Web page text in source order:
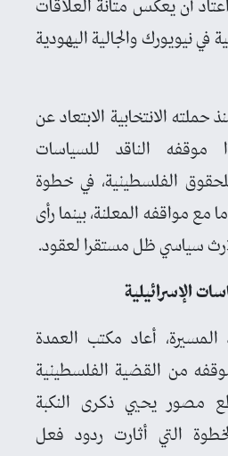
أن يعكس متانة العلاقات
نيويورك والجالية اليهودية
حملته الانتخابية الابتعاد عن
موقفه الناقد للسياسات
للحقوق الفلسطينية، في خطوة
مع مواقفه المعلنة، بينما رأى
سياسي ظل مستقرا لعقود.
الإسرائيلية
أعاد مكتب العمدة
من القضية الفلسطينية
مصور يحيي ذكرى النكبة
التي أثارت ردود فعل